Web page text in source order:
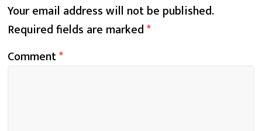
Your email address will not be published.
Required fields are marked*
Comment*